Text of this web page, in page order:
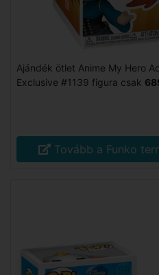
Ajándék ötlet Anime My Hero
Exclusive #1139 figura csak
Tovább a Funko